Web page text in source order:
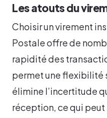
Les atouts du
Choisir un virement
Postale offre de
rapidité des
permet une flexibilité
élimine l’incertitude
réception, ce qui peut